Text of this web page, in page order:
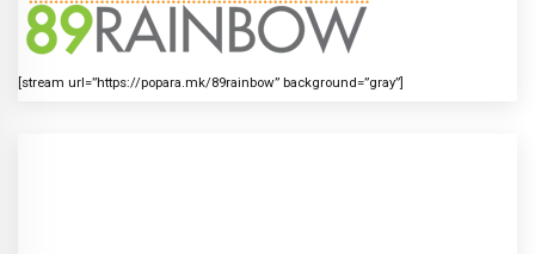
[stream url=”https://popara.mk/89rainbow” background=”gray”]